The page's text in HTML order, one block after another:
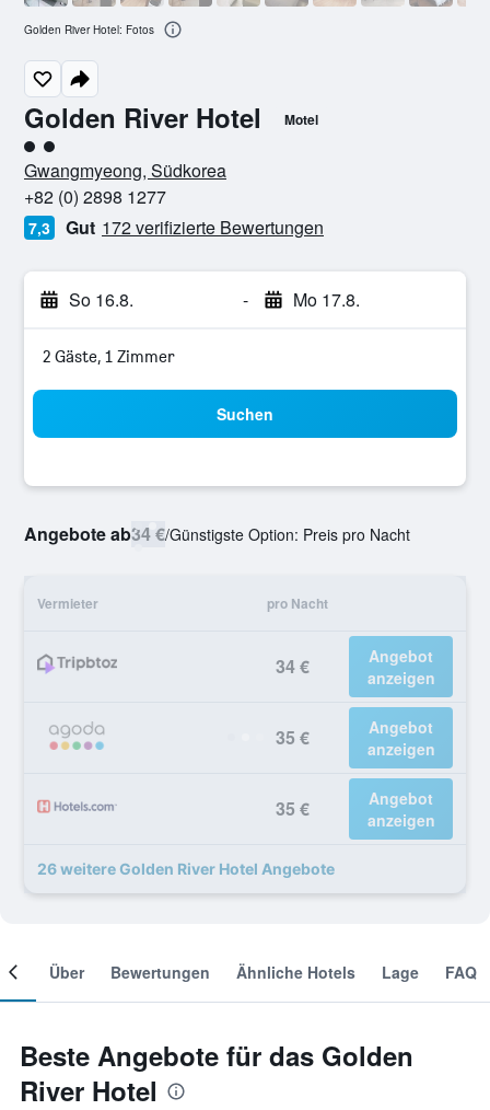
Golden River Hotel Motel
Bewertungskategorie 2
Gwangmyeong, Südkorea
+82 (0) 2898 1277
7,3 Gut 172 verifizierte Bewertungen
So 16.8. - Mo 17.8.
2 Gäste, 1 Zimmer
Suchen
Angebote ab34 €/Günstigste Option: Preis pro Nacht
Vermieter pro Nacht
34 €
Angebot
anzeigen
35 €
Angebot
anzeigen
35 €
Angebot
anzeigen
26 weitere Golden River Hotel Angebote
Golden River Hotel: Fotos
Über Bewertungen Ähnliche Hotels Lage FAQ
Beste Angebote für das Golden
River Hotel